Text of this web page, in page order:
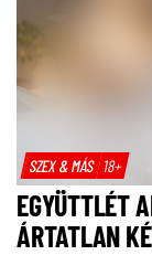
SZEX & MÁS 18+
EGYÜTTLÉT
ÁRTATLAN